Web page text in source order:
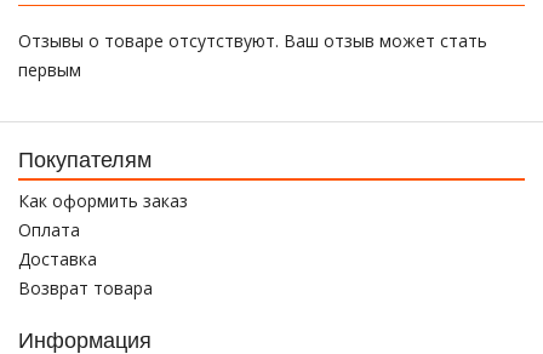
Отзывы о товаре отсутствуют. Ваш отзыв может стать
первым
Покупателям
Как оформить заказ
Оплата
Доставка
Возврат товара
Информация